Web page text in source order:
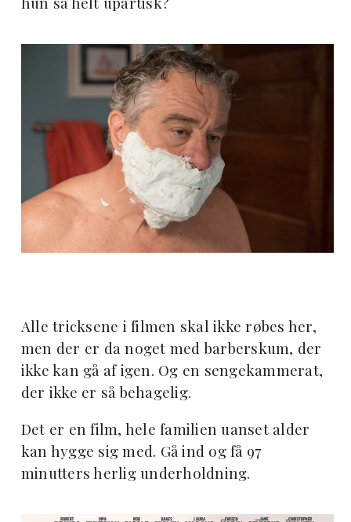
Alle tricksene i filmen skal ikke røbes her,
men der er da noget med barberskum, der
ikke kan gå af igen. Og en sengekammerat,
der ikke er så behagelig.
Det er en film, hele familien uanset alder
kan hygge sig med. Gå ind og få 97
minutters herlig underholdning.